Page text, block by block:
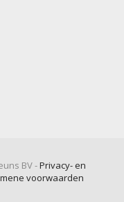
BV -Privacy- en
voorwaarden